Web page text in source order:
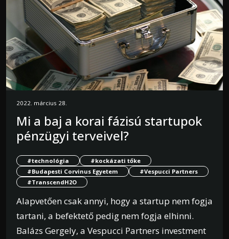
2022. március 28.
Mi a baj a korai fázisú startupok
pénzügyi terveivel?
#technológia
#kockázati tőke
#Budapesti Corvinus Egyetem
#Vespucci Partners
#TranscendH2O
Alapvetően csak annyi, hogy a startup nem fogja
tartani, a befektető pedig nem fogja elhinni.
Balázs Gergely, a Vespucci Partners investment